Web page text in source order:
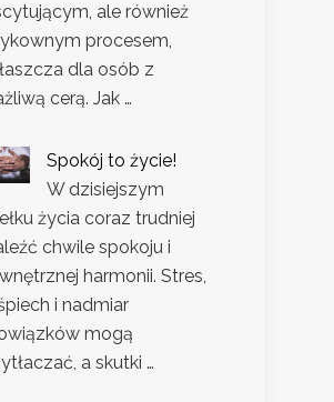
ale również
procesem,
dla osób z
cerą. Jak …
Spokój to życie!
W dzisiejszym
życia coraz trudniej
chwile spokoju i
harmonii. Stres,
i nadmiar
mogą
a skutki …